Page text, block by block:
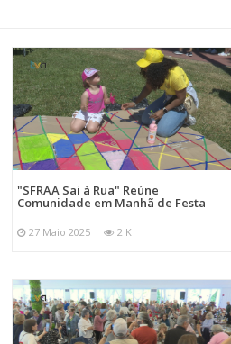
"SFRAA Sai à Rua" Reúne
Comunidade em Manhã de Festa
27 Maio 2025 2 K